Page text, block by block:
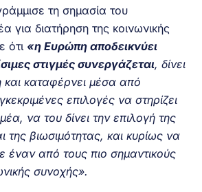
τη σημασία του
για διατήρηση της κοινωνικής
ότι «η Ευρώπη αποδεικνύει
στιγμές συνεργάζεται, δίνει
και καταφέρνει μέσα από
επιλογές να στηρίζει
να του δίνει την επιλογή της
της βιωσιμότητας, και κυρίως να
έναν από τους πιο σημαντικούς
συνοχής».